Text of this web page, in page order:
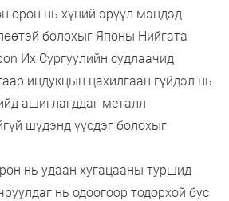
орон нь хүний эрүүл мэндэд
болохыг Японы Нийгата
Их Сургуулийн судлаачид
индукцын цахилгаан гүйдэл нь
ашиглагддаг металл
шүдэнд үүсдэг болохыг
нь удаан хугацааны туршид
нь одоогоор тодорхой бус